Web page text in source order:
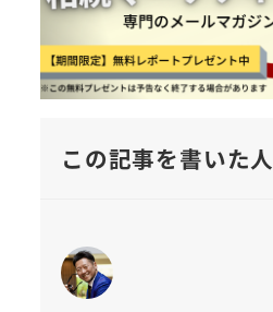
この記事を書いた人